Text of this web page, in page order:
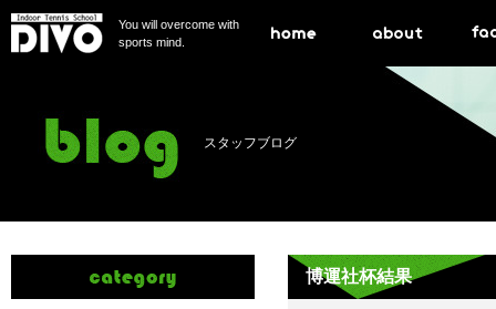
You will overcome with
sports mind.
スタッフブログ
博運社杯結果